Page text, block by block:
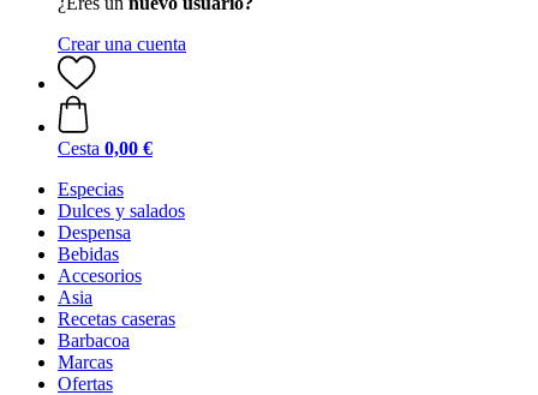
Crear una cuenta
Cesta 0,00 €
Especias
Dulces y salados
Despensa
Bebidas
Accesorios
Asia
Recetas caseras
Barbacoa
Marcas
Ofertas